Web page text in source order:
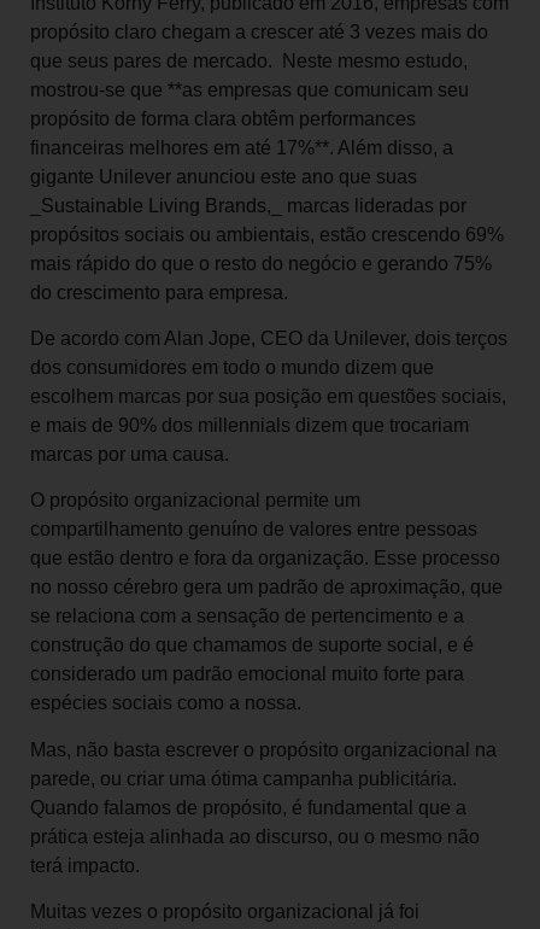
propósito claro chegam a crescer até 3 vezes mais do
que seus pares de mercado. Neste mesmo estudo,
mostrou-se que **as empresas que comunicam seu
propósito de forma clara obtêm performances
financeiras melhores em até 17%**. Além disso, a
gigante Unilever anunciou este ano que suas
_Sustainable Living Brands,_ marcas lideradas por
propósitos sociais ou ambientais, estão crescendo 69%
mais rápido do que o resto do negócio e gerando 75%
do crescimento para empresa.
De acordo com Alan Jope, CEO da Unilever, dois terços
dos consumidores em todo o mundo dizem que
escolhem marcas por sua posição em questões sociais,
e mais de 90% dos millennials dizem que trocariam
marcas por uma causa.
O propósito organizacional permite um
compartilhamento genuíno de valores entre pessoas
que estão dentro e fora da organização. Esse processo
no nosso cérebro gera um padrão de aproximação, que
se relaciona com a sensação de pertencimento e a
construção do que chamamos de suporte social, e é
considerado um padrão emocional muito forte para
espécies sociais como a nossa.
Mas, não basta escrever o propósito organizacional na
parede, ou criar uma ótima campanha publicitária.
Quando falamos de propósito, é fundamental que a
prática esteja alinhada ao discurso, ou o mesmo não
terá impacto.
Muitas vezes o propósito organizacional já foi